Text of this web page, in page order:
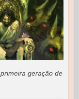
geração de